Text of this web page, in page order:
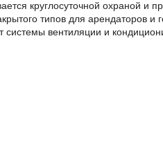
круглосуточной охраной и
типов для арендаторов и
вентиляции и